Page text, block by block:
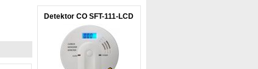
Detektor CO SFT-111-LCD